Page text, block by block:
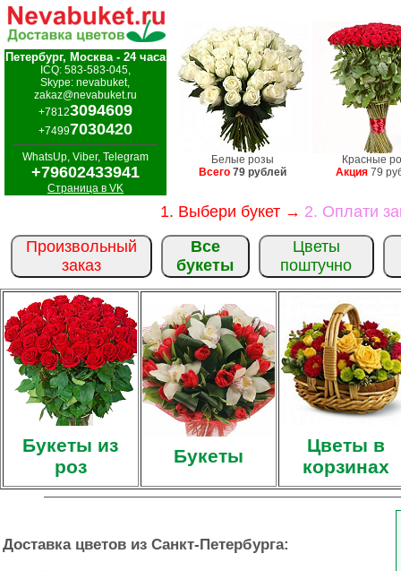
Петербург, Москва - 24 часа
ICQ: 583-583-045,
Skype: nevabuket,
zakaz@nevabuket.ru
+78123094609
+74997030420
WhatsUp, Viber, Telegram
+79602433941
Страница в VK
Белые розы
Всего 79 рублей
Красные
Акция 79
1. Выбери букет → 2. Оплати
Произвольный
заказ
Все
букеты
Цветы
поштучно
Букеты из
роз
Букеты
Цветы в
корзинах
Доставка цветов из Санкт-Петербурга: